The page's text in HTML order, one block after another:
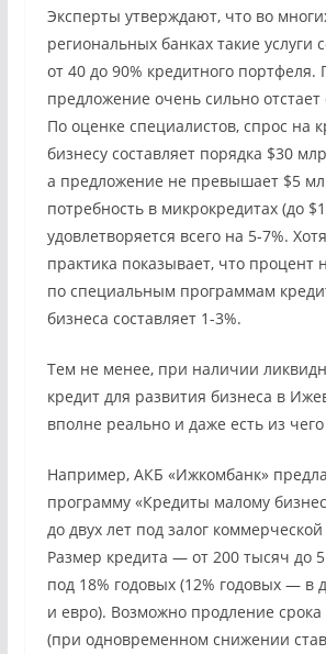
Эксперты утверждают, что во
региональных банках такие услуги
от 40 до 90% кредитного портфеля.
предложение очень сильно отстает
По оценке специалистов, спрос на
бизнесу составляет порядка $30
а предложение не превышает $5
потребность в микрокредитах (до
удовлетворяется всего на 5-7%.
практика показывает, что процент
по специальным программам
бизнеса составляет 1-3%.
Тем не менее, при наличии
кредит для развития бизнеса в
вполне реально и даже есть из
Например, АКБ «Ижкомбанк»
программу «Кредиты малому
до двух лет под залог
Размер кредита — от 200 тысяч до
под 18% годовых (12% годовых — в
и евро). Возможно продление срока
(при одновременном снижении